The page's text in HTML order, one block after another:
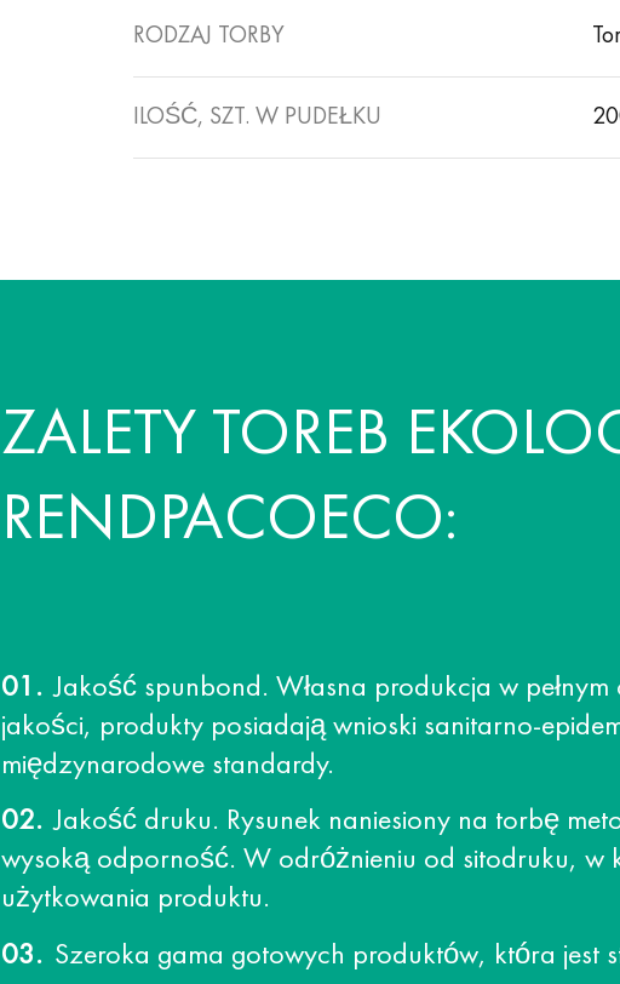
RODZAJ TORBY
ILOŚĆ, SZT. W PUDEŁKU
ZALETY TOREB
RENDPACOECO:
Jakość spunbond. Własna produkcja w
jakości, produkty posiadają wnioski sanitarno-
międzynarodowe standardy.
Jakość druku. Rysunek naniesiony na torbę
wysoką odporność. W odróżnieniu od sitodruku, w
użytkowania produktu.
Szeroka gama gotowych produktów, która jest